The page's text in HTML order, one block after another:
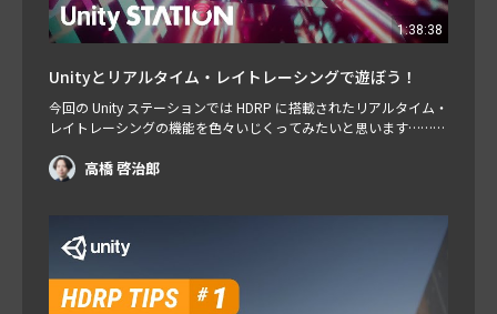
1:38:38
Unityとリアルタイム・レイトレーシングで遊ぼう！
今回の Unity ステーションでは HDRP に搭載されたリアルタイム・
レイトレーシングの機能を色々いじくってみたいと思います……て
使えるって、ご存じでした？ 使えるんですよ！？ ナウ！！ 今回の
放送では、自分でも試してみたい！という方々に向けて、セットア
高橋 啓治郎